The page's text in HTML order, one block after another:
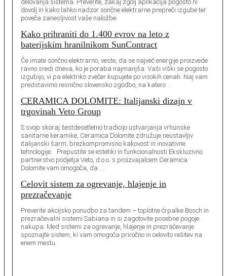
delovanja sistema. Preverite, zakaj zgolj aplikacija pogosto ni
dovolj in kako lahko nadzor sončne elektrarne prepreči izgube ter
poveča zanesljivost vaše naložbe.
Kako prihraniti do 1.400 evrov na leto z
baterijskim hranilnikom SunContract
Če imate sončno elektrarno, veste, da se največ energije proizvede
ravno sredi dneva, ko je poraba najmanjša. Vaši viški se pogosto
izgubijo, vi pa elektriko zvečer kupujete po visokih cenah. Naj vam
predstavimo resnično slovensko zgodbo, na katero …
CERAMICA DOLOMITE: Italijanski dizajn v
trgovinah Veto Group
S svojo skoraj šestdesetletno tradicijo ustvarjanja vrhunske
sanitarne keramike, Ceramica Dolomite združuje neustavljiv
italijanski šarm, brezkompromisno kakovost in inovativne
tehnologije. Prepustite se estetiki in funkcionalnosti Ekskluzivno
partnerstvo podjetja Veto, d.o.o. s proizvajalcem Ceramica
Dolomite vam omogoča, da …
Celovit sistem za ogrevanje, hlajenje in
prezračevanje
Preverite akcijsko ponudbo za tandem – toplotne črpalke Bosch in
prezračevalni sistemi Sabiana in si zagotovite posebne pogoje
nakupa. Med sistemi za ogrevanje, hlajenje in prezračevanje
spoznajte sistem, ki vam omogoča priročno in celovito rešitev na
enem mestu.